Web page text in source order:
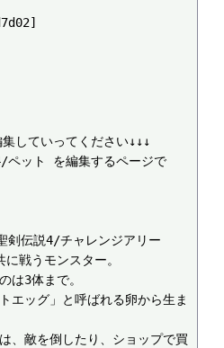
していってください↓↓↓
伝説4/チャレンジアリー
戦うモンスター。
は3体まで。
エッグ」と呼ばれる卵から生ま
、敵を倒したり、ショップで買